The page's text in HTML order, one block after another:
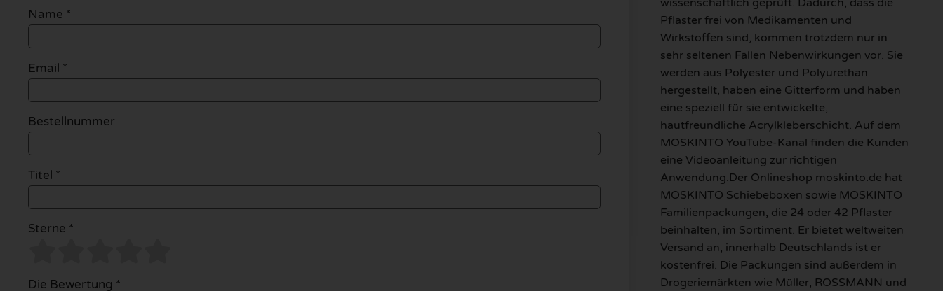
Name *
Email *
Bestellnummer
Titel *
Sterne *
Die Bewertung *
wissenschaftlich geprüft. Dadurch, dass die
Pflaster frei von Medikamenten und
Wirkstoffen sind, kommen trotzdem nur in
sehr seltenen Fällen Nebenwirkungen vor. Sie
werden aus Polyester und Polyurethan
hergestellt, haben eine Gitterform und haben
eine speziell für sie entwickelte,
hautfreundliche Acrylkleberschicht. Auf dem
MOSKINTO YouTube-Kanal finden die Kunden
eine Videoanleitung zur richtigen
Anwendung.Der Onlineshop moskinto.de hat
MOSKINTO Schiebeboxen sowie MOSKINTO
Familienpackungen, die 24 oder 42 Pflaster
beinhalten, im Sortiment. Er bietet weltweiten
Versand an, innerhalb Deutschlands ist er
kostenfrei. Die Packungen sind außerdem in
Drogeriemärkten wie Müller, ROSSMANN und